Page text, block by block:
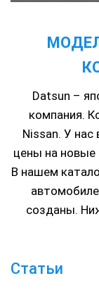
Datsun –
компания.
Nissan. У нас
цены на новые
В нашем
созданы.
Статьи